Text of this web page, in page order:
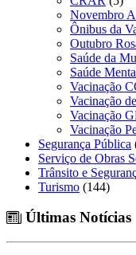
Novembro
Ônibus da
Outubro
Saúde da
Saúde
Vacinação
Vacinação
Vacinação
Vacinação
Segurança Pública
Serviço de Obras
Trânsito e
Turismo (144)
Últimas Notícias